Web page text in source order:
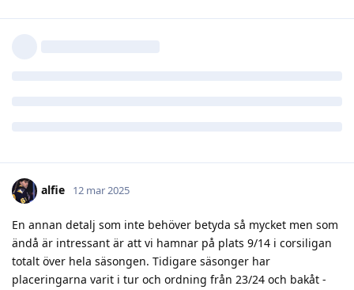
alfie 12 mar 2025
En annan detalj som inte behöver betyda så mycket men som
ändå är intressant är att vi hamnar på plats 9/14 i corsiligan
totalt över hela säsongen. Tidigare säsonger har
placeringarna varit i tur och ordning från 23/24 och bakåt -